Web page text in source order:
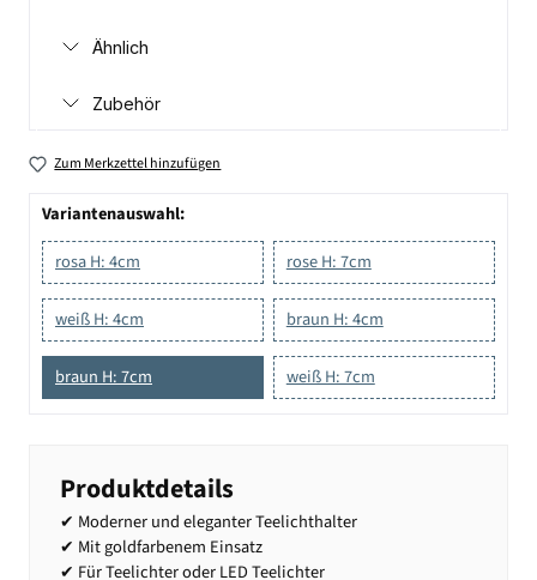
Ähnlich
Zubehör
Zum Merkzettel hinzufügen
Variantenauswahl:
rosa H: 4cm
rose H: 7cm
weiß H: 4cm braun H: 4cm
braun H: 7cm weiß H: 7cm
Produktdetails
✔ Moderner und eleganter Teelichthalter
✔ Mit goldfarbenem Einsatz
✔ Für Teelichter oder LED Teelichter